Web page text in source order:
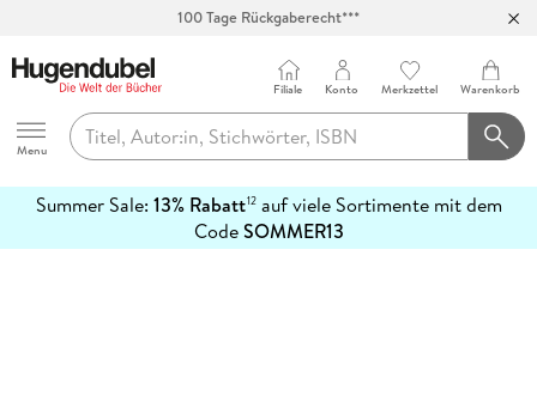
100 Tage Rückgaberecht***
Hugendubel
Menu
Filiale Konto Merkzettel Warenkorb
Summer Sale: 13% Rabatt12auf viele Sortimente mit dem
CodeSOMMER13
erfahren